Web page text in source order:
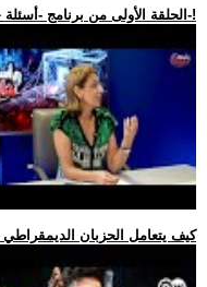
.. الحلقة الأولى من برنامج -أسئلة حارقة-!
.. كيف يتعامل الحزبان